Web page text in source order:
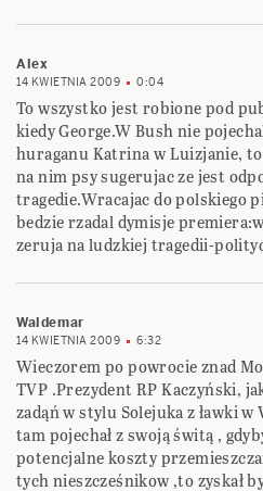
Alex
14 KWIETNIA 2009 0:04
To wszystko jest robione pod
kiedy George.W Bush nie
huraganu Katrina w Luizjanie,
na nim psy sugerujac ze jest
tragedie.Wracajac do polskiego
bedzie rzadal dymisje
zeruja na ludzkiej tragedii-
Waldemar
14 KWIETNIA 2009 6:32
Wieczorem po powrocie znad
TVP .Prezydent RP Kaczyński,
zadąń w stylu Solejuka z ławki
tam pojechał z swoją świtą ,
potencjalne koszty
tych nieszcześnikow ,to zyskał